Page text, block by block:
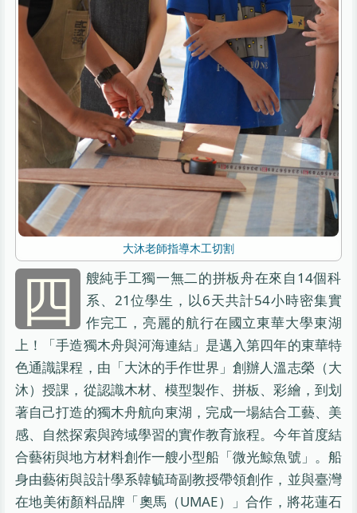
大沐老師指導木工切割
四
艘純手工獨一無二的拼板舟在來自14個科
系、21位學生，以6天共計54小時密集實
作完工，亮麗的航行在國立東華大學東湖
上！「手造獨木舟與河海連結」是邁入第四年的東華特
色通識課程，由「大沐的手作世界」創辦人溫志榮（大
沐）授課，從認識木材、模型製作、拼板、彩繪，到划
著自己打造的獨木舟航向東湖，完成一場結合工藝、美
感、自然探索與跨域學習的實作教育旅程。今年首度結
合藝術與地方材料創作一艘小型船「微光鯨魚號」。船
身由藝術與設計學系韓毓琦副教授帶領創作，並與臺灣
在地美術顏料品牌「奧馬（UMAE）」合作，將花蓮石